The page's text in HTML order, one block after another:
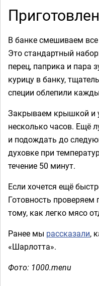
В банке смешиваем
Это стандартный
перец, паприка и пара
курицу в банку,
специи облепили
Закрываем крышкой и
несколько часов. Ещё
и подождать до
духовке при
течение 50 минут.
Если хочется ещё
Готовность проверяем
тому, как легко мясо
Ранее мы рассказали,
«Шарлотта».
Фото: 1000.menu